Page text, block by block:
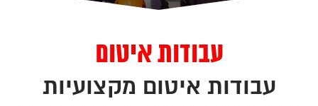
עבודות איטום
עבודות איטום מקצועיות